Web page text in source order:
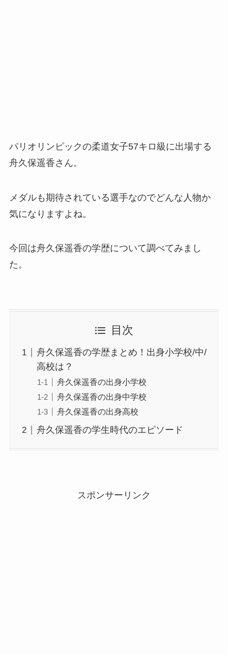
パリオリンピックの柔道女子57キロ級に出場する
舟久保遥香さん。
メダルも期待されている選手なのでどんな人物か
気になりますよね。
今回は舟久保遥香の学歴について調べてみまし
た。
目次
舟久保遥香の学歴まとめ！出身小学校/中/
高校は？
舟久保遥香の出身小学校
舟久保遥香の出身中学校
舟久保遥香の出身高校
舟久保遥香の学生時代のエピソード
スポンサーリンク